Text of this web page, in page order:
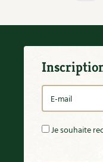
Paille
Panais
Parasite
Partenariat
Participatif
Patate douce
Je souhaite